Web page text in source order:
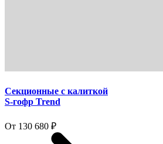
Секционные с калиткой
S-гофр Trend
От 130 680 ₽